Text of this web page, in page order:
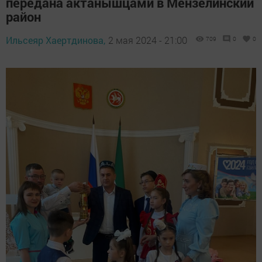
район
Ильсеяр Хаертдинова, 2 мая 2024 - 21:00 709 0 0